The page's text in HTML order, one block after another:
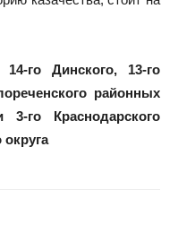
го Динского, 13-го
районных
3-го Краснодарского
округа